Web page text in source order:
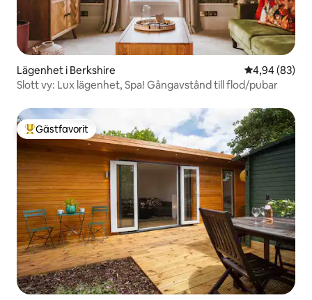
Lägenhet i Berkshire 4,94 av 5 i
4,94 (83)
Slott vy: Lux lägenhet, Spa! Gångavstånd till flod/pubar
Populär gästfavorit
Gästfavorit